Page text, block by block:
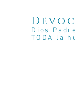
Dios
TODA la